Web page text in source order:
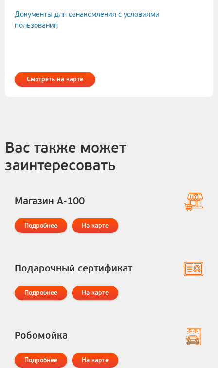
Документы для ознакомления с условиями
пользования
Смотреть на карте
Вас также может
заинтересовать
Магазин А-100
Подробнее На карте
Подарочный сертификат
Подробнее На карте
Робомойка
Подробнее На карте